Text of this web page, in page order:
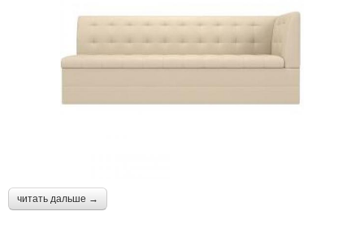
Цвет в интерьере
Элегантный интерьер
читать дальше →